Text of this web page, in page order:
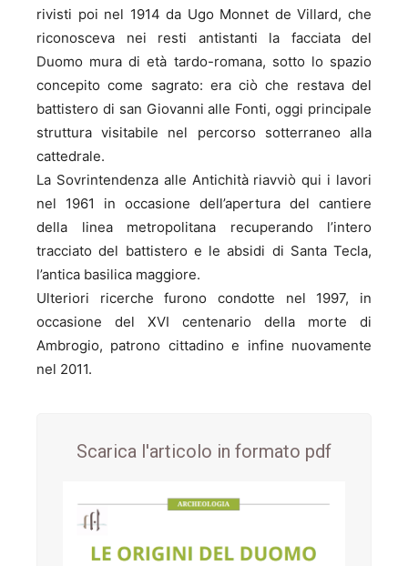
rivisti poi nel 1914 da Ugo Monnet de Villard, che
riconosceva nei resti antistanti la facciata del
Duomo mura di età tardo-romana, sotto lo spazio
concepito come sagrato: era ciò che restava del
battistero di san Giovanni alle Fonti, oggi principale
struttura visitabile nel percorso sotterraneo alla
cattedrale.
La Sovrintendenza alle Antichità riavviò qui i lavori
nel 1961 in occasione dell’apertura del cantiere
della linea metropolitana recuperando l’intero
tracciato del battistero e le absidi di Santa Tecla,
l’antica basilica maggiore.
Ulteriori ricerche furono condotte nel 1997, in
occasione del XVI centenario della morte di
Ambrogio, patrono cittadino e infine nuovamente
nel 2011.
Scarica l'articolo in formato pdf